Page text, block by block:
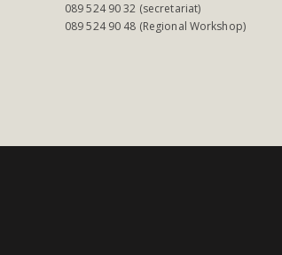
089 524 90 32 (secretariat)
089 524 90 48 (Regional Workshop)